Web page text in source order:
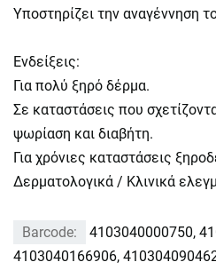
Υποστηρίζει την αναγέννηση
Ενδείξεις:
Για πολύ ξηρό δέρμα.
Σε καταστάσεις που
ψωρίαση και διαβήτη.
Για χρόνιες καταστάσεις
Δερματολογικά / Κλινικά
Barcode:
4103040000750,
4103040166906,